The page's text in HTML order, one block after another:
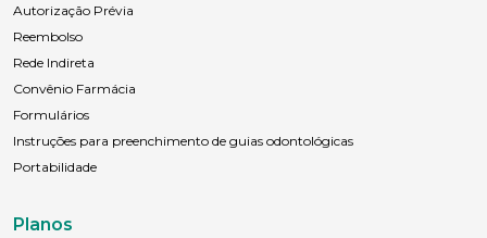
Autorização Prévia
Reembolso
Rede Indireta
Convênio Farmácia
Formulários
Instruções para preenchimento de guias odontológicas
Portabilidade
Planos